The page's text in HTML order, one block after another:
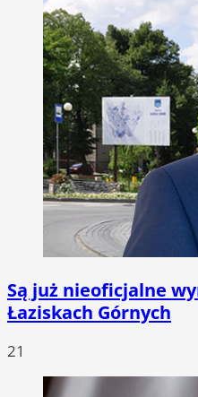
Są już nieoficjalne
Łaziskach Górnych
21